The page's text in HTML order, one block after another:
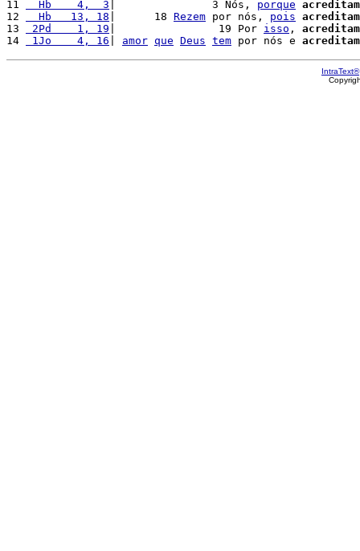
11
  Hb    4,  3
|               3 Nós, porque
12
  Hb   13, 18
|      18 Rezem por nós, pois
13
2Pd    1, 19 |                19 Por isso ,
14
1Jo    4, 16 amor que Deus tem por nós e
IntraText®